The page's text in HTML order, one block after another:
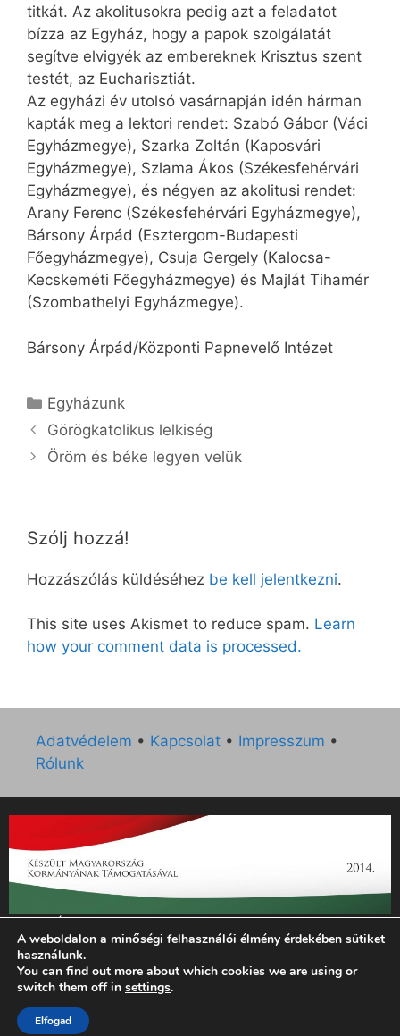
titkát. Az akolitusokra pedig azt a feladatot
bízza az Egyház, hogy a papok szolgálatát
segítve elvigyék az embereknek Krisztus szent
testét, az Eucharisztiát.
Az egyházi év utolsó vasárnapján idén hárman
kapták meg a lektori rendet: Szabó Gábor (Váci
Egyházmegye), Szarka Zoltán (Kaposvári
Egyházmegye), Szlama Ákos (Székesfehérvári
Egyházmegye), és négyen az akolitusi rendet:
Arany Ferenc (Székesfehérvári Egyházmegye),
Bársony Árpád (Esztergom-Budapesti
Főegyházmegye), Csuja Gergely (Kalocsa-
Kecskeméti Főegyházmegye) és Majlát Tihamér
(Szombathelyi Egyházmegye).
Bársony Árpád/Központi Papnevelő Intézet
Kategória
Egyházunk
Görögkatolikus lelkiség
Öröm és béke legyen velük
Szólj hozzá!
Hozzászólás küldéséhez be kell jelentkezni.
This site uses Akismet to reduce spam. Learn
how your comment data is processed.
Adatvédelem • Kapcsolat • Impresszum •
Rólunk
„Az Új Ember katolikus hetilap 2014. évi működésének
támogatását az EGYH-KCP-14-P-0121 sz. támogatási
szerződés keretében 3 000 000 Ft összegben támogatta az
Emberi Erőforrások Minisztériuma.”
© 2026 Magyar Kurír - Új Ember
A weboldalon a minőségi felhasználói élmény érdekében sütiket
használunk.
You can find out more about which cookies we are using or
switch them off in settings.
Elfogad